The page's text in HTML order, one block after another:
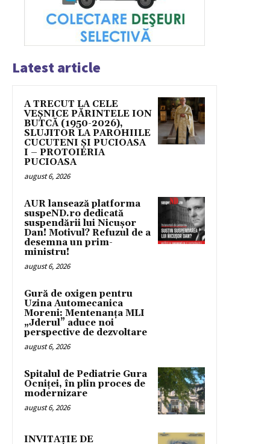
Latest article
A TRECUT LA CELE
VEȘNICE PĂRINTELE ION
BUTCĂ (1950-2026),
SLUJITOR LA PAROHIILE
CUCUTENI ȘI PUCIOASA
I – PROTOIERIA
PUCIOASA
august 6, 2026
AUR lansează platforma
suspeND.ro dedicată
suspendării lui Nicușor
Dan! Motivul? Refuzul de a
desemna un prim-
ministru!
august 6, 2026
Gură de oxigen pentru
Uzina Automecanica
Moreni: Mentenanța MLI
„Jderul” aduce noi
perspective de dezvoltare
august 6, 2026
Spitalul de Pediatrie Gura
Ocniței, în plin proces de
modernizare
august 6, 2026
INVITAȚIE DE